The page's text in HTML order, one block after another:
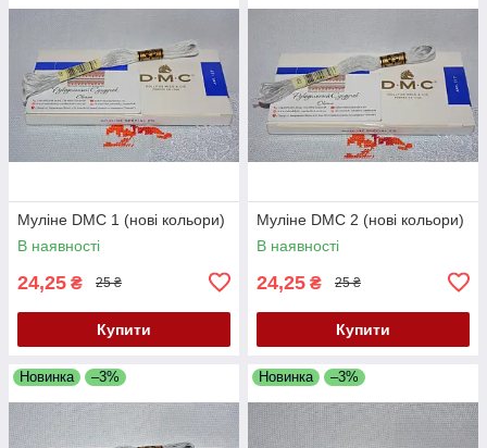
Муліне DMC 1 (нові кольори)
В наявності
24,25 ₴ 25 ₴
Купити
Муліне DMC 2 (нові кольори)
В наявності
24,25 ₴ 25 ₴
Купити
Новинка –3% Новинка –3%